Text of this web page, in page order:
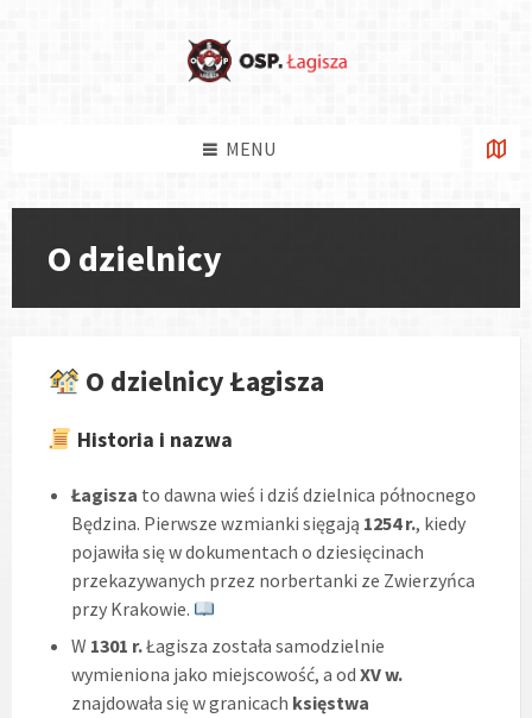
MENU
O dzielnicy
O dzielnicy Łagisza
Historia i nazwa
Łagisza to dawna wieś i dziś dzielnica północnego
Będzina. Pierwsze wzmianki sięgają 1254 r., kiedy
pojawiła się w dokumentach o dziesięcinach
przekazywanych przez norbertanki ze Zwierzyńca
przy Krakowie.
W 1301 r.Łagisza została samodzielnie
wymieniona jako miejscowość, a od XV w.
znajdowała się w granicach księstwa